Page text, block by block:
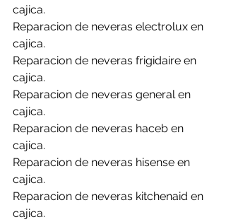
cajica.
Reparacion de neveras electrolux en
cajica.
Reparacion de neveras frigidaire en
cajica.
Reparacion de neveras general en
cajica.
Reparacion de neveras haceb en
cajica.
Reparacion de neveras hisense en
cajica.
Reparacion de neveras kitchenaid en
cajica.